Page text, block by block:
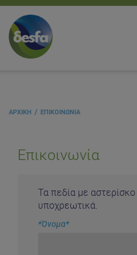
ΑΡΧΙΚΗ ΕΠΙΚΟΙΝΩΝΙΑ
Επικοινωνία
Τα πεδία με αστερίσκο
υποχρεωτικά.
*Όνομα*